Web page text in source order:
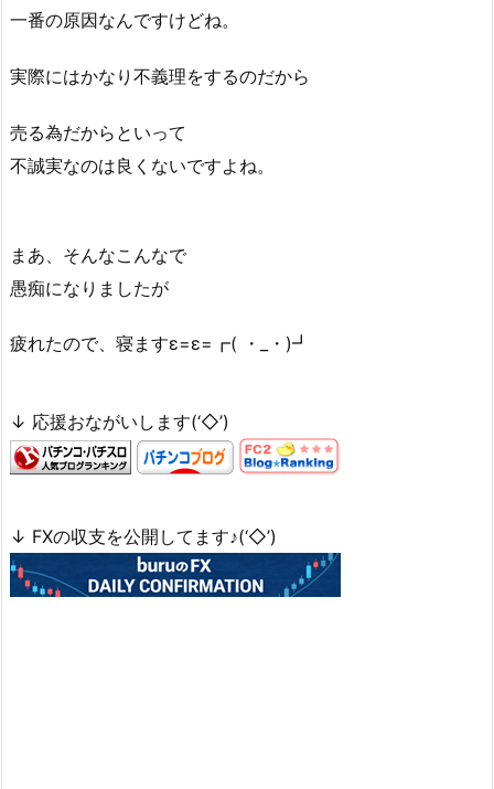
一番の原因なんですけどね。
実際にはかなり不義理をするのだから
売る為だからといって
不誠実なのは良くないですよね。
まあ、そんなこんなで
愚痴になりましたが
疲れたので、寝ますε=ε=┏( ・_・)┛
↓ 応援おながいします(‘◇’)ゞ
↓ FXの収支を公開してます♪(‘◇’)ゞ